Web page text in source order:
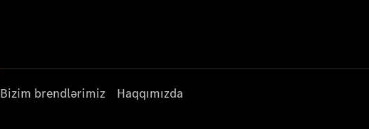
Bizim brendlərimiz Haqqımızda